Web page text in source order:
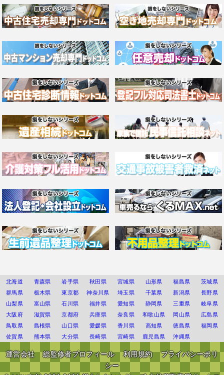
北海道 青森県 岩手県 秋田県 宮城県 山形県 福島県
茨城県
群馬県
栃木県 東京都 神奈川県 埼玉県 千葉県 新潟県
長野県
山梨県
富山県 石川県 福井県 愛知県 静岡県 三重県
岐阜県
大阪府
滋賀県 京都府 兵庫県 奈良県 和歌山県 岡山県
広島県
鳥取県
島根県 山口県 愛媛県 香川県 高知県 徳島県
福岡県
佐賀県
熊本県 大分県 長崎県 宮崎県 鹿児島県 沖縄県
運営会社 総監修者プロフィール 利用規約
プライバシーポリ
シー